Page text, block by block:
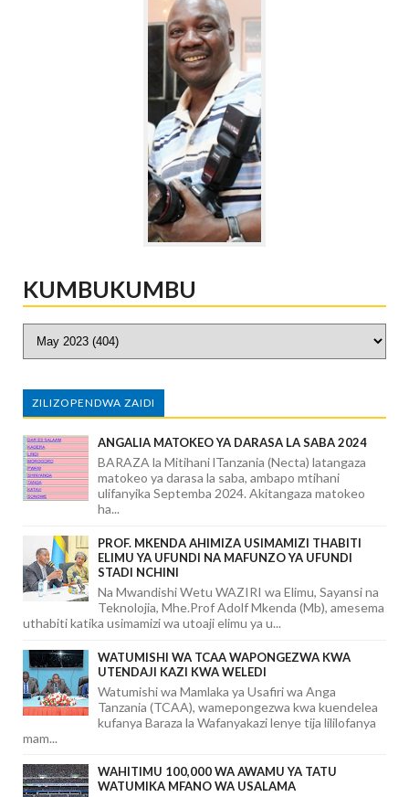
KUMBUKUMBU
ZILIZOPENDWA ZAIDI
ANGALIA MATOKEO YA DARASA LA SABA 2024
BARAZA la Mitihani lTanzania (Necta) latangaza
matokeo ya darasa la saba, ambapo mtihani
ulifanyika Septemba 2024. Akitangaza matokeo
ha...
PROF. MKENDA AHIMIZA USIMAMIZI THABITI
ELIMU YA UFUNDI NA MAFUNZO YA UFUNDI
STADI NCHINI
Na Mwandishi Wetu WAZIRI wa Elimu, Sayansi na
Teknolojia, Mhe.Prof Adolf Mkenda (Mb), amesema
uthabiti katika usimamizi wa utoaji elimu ya u...
WATUMISHI WA TCAA WAPONGEZWA KWA
UTENDAJI KAZI KWA WELEDI
Watumishi wa Mamlaka ya Usafiri wa Anga
Tanzania (TCAA), wamepongezwa kwa kuendelea
kufanya Baraza la Wafanyakazi lenye tija lililofanya
mam...
WAHITIMU 100,000 WA AWAMU YA TATU
WATUMIKA MFANO WA USALAMA